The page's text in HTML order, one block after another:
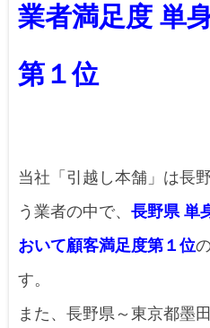
業者満足度 単
第１位
当社「引越し本舗」は長
う業者の中で、 長野県 単
おいて顧客満足度第１位
す。
また、長野県～東京都墨